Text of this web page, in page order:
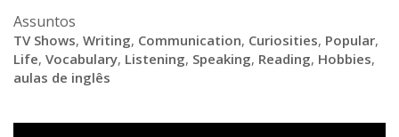
Assuntos
TV Shows, Writing, Communication, Curiosities, Popular,
Life, Vocabulary, Listening, Speaking, Reading, Hobbies,
aulas de inglês